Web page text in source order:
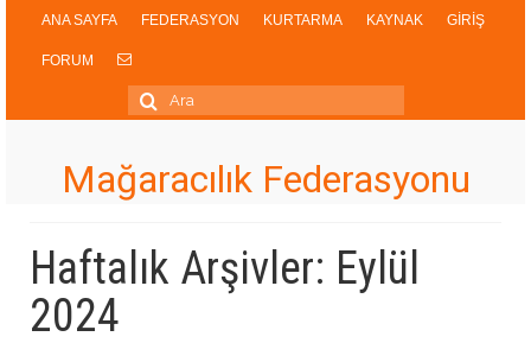
ANA SAYFA FEDERASYON KURTARMA KAYNAK GİRİŞ
FORUM
Şunu
ara:
Mağaracılık Federasyonu
Haftalık Arşivler: Eylül
2024